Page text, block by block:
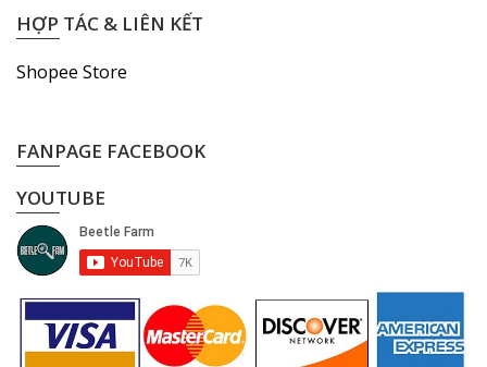
HỢP TÁC & LIÊN KẾT
Shopee Store
FANPAGE FACEBOOK
YOUTUBE